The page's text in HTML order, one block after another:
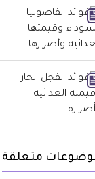
متعلقة